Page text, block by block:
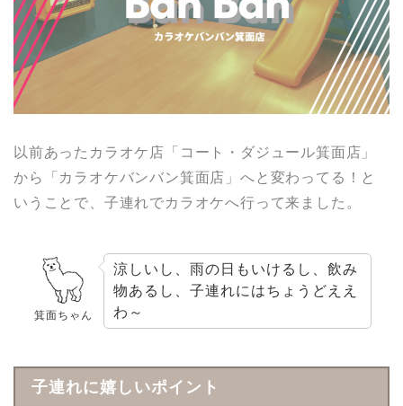
以前あったカラオケ店「コート・ダジュール箕面店」
から「カラオケバンバン箕面店」へと変わってる！と
いうことで、子連れでカラオケへ行って来ました。
箕面ちゃん
涼しいし、雨の日もいけるし、飲み
物あるし、子連れにはちょうどええ
わ～
子連れに嬉しいポイント